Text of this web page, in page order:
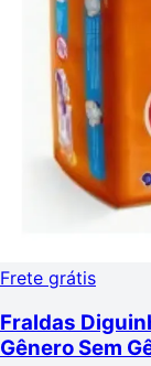
Frete grátis
Fraldas
Gênero Sem